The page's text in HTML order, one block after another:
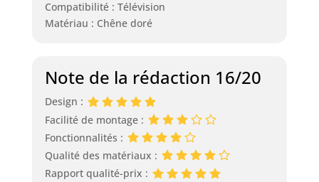
Compatibilité : Télévision
Matériau : Chêne doré
Note de la rédaction 16/20
Design :
Facilité de montage :
Fonctionnalités :
Qualité des matériaux :
Rapport qualité-prix :